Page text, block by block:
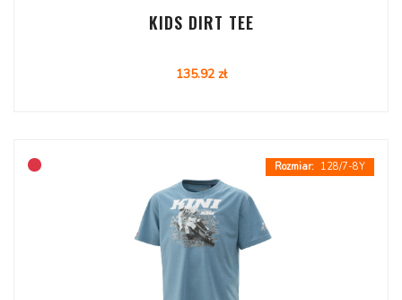
KIDS DIRT TEE
135.92 zł
128/7-8Y